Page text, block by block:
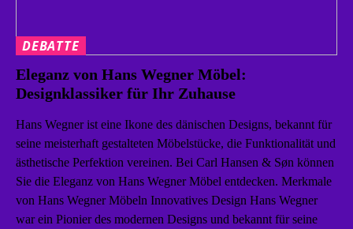
DEBATTE
Eleganz von Hans Wegner Möbel:
Designklassiker für Ihr Zuhause
Hans Wegner ist eine Ikone des dänischen Designs, bekannt für
seine meisterhaft gestalteten Möbelstücke, die Funktionalität und
ästhetische Perfektion vereinen. Bei Carl Hansen & Søn können
Sie die Eleganz von Hans Wegner Möbel entdecken. Merkmale
von Hans Wegner Möbeln Innovatives Design Hans Wegner
war ein Pionier des modernen Designs und bekannt für seine